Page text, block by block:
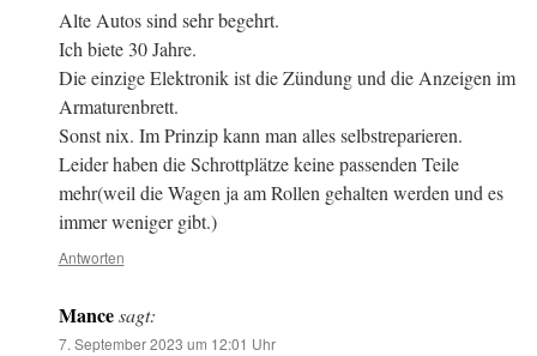
Alte Autos sind sehr begehrt.
Ich biete 30 Jahre.
Die einzige Elektronik ist die Zündung und die Anzeigen im
Armaturenbrett.
Sonst nix. Im Prinzip kann man alles selbstreparieren.
Leider haben die Schrottplätze keine passenden Teile
mehr(weil die Wagen ja am Rollen gehalten werden und es
immer weniger gibt.)
Antworten
Mance sagt:
7. September 2023 um 12:01 Uhr